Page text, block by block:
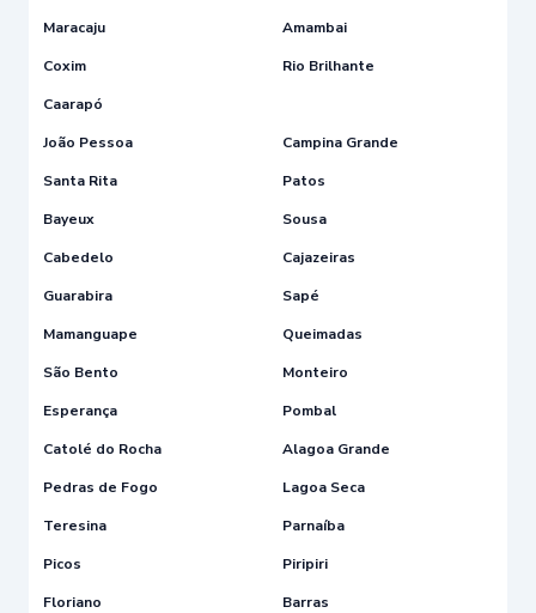
Maracaju
Amambai
Coxim
Rio Brilhante
Caarapó
João Pessoa
Campina Grande
Santa Rita
Patos
Bayeux
Sousa
Cabedelo
Cajazeiras
Guarabira
Sapé
Mamanguape
Queimadas
São Bento
Monteiro
Esperança
Pombal
Catolé do Rocha
Alagoa Grande
Pedras de Fogo
Lagoa Seca
Teresina
Parnaíba
Picos
Piripiri
Floriano
Barras